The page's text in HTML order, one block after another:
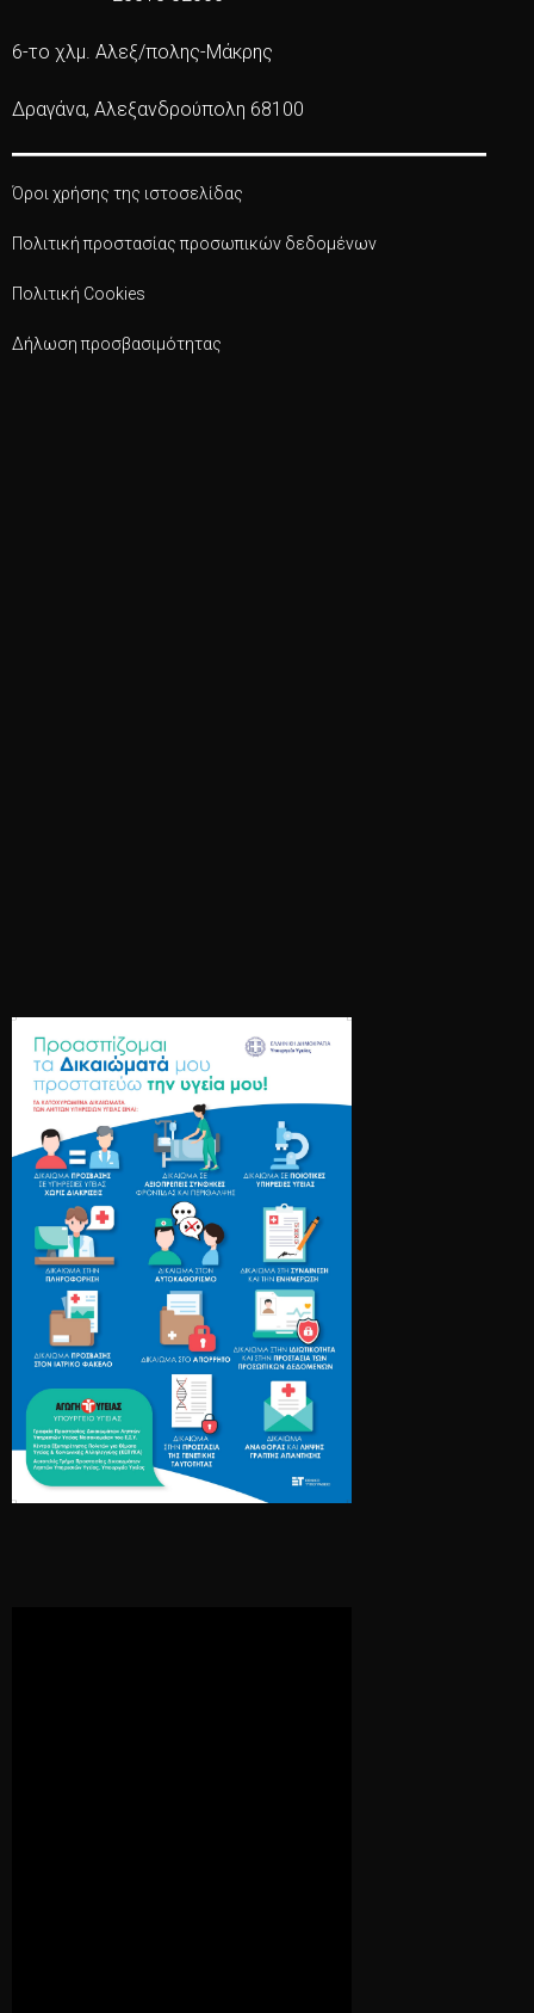
6-το χλμ. Αλεξ/πολης-Μάκρης
Δραγάνα, Αλεξανδρούπολη 68100
Όροι χρήσης της ιστοσελίδας
Πολιτική προστασίας προσωπικών δεδομένων
Πολιτική Cookies
Δήλωση προσβασιμότητας